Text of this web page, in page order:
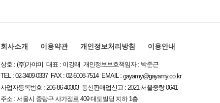
회사소개 이용약관 개인정보처리방침 이용안내
상호 : (주)가야미 대표 : 이강래 개인정보보호책임자 : 박준근
TEL : 02-3409-0337 FAX : 02-6008-7514 EMAIL :gayamy@gayamy.co.kr
사업자등록번호 : 206-86-40303 통신판매업신고 : 2021-서울중랑-0641
주소 : 서울시 중랑구 사가정로 409 대도빌딩 지하 1층